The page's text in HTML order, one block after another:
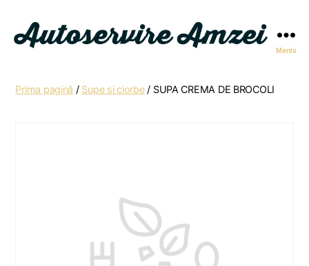
Meniu
Prima pagină / Supe si ciorbe/ SUPA CREMA DE BROCOLI